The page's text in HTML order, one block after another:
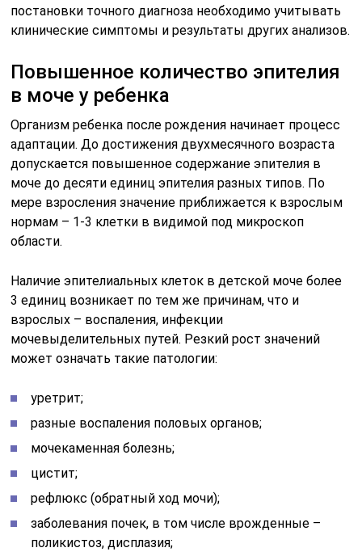
постановки точного диагноза необходимо учитывать
клинические симптомы и результаты других анализов.
Повышенное количество эпителия
в моче у ребенка
Организм ребенка после рождения начинает процесс
адаптации. До достижения двухмесячного возраста
допускается повышенное содержание эпителия в
моче до десяти единиц эпителия разных типов. По
мере взросления значение приближается к взрослым
нормам – 1-3 клетки в видимой под микроскоп
области.
Наличие эпителиальных клеток в детской моче более
3 единиц возникает по тем же причинам, что и
взрослых – воспаления, инфекции
мочевыделительных путей. Резкий рост значений
может означать такие патологии:
уретрит;
разные воспаления половых органов;
мочекаменная болезнь;
цистит;
рефлюкс (обратный ход мочи);
заболевания почек, в том числе врожденные –
поликистоз, дисплазия;